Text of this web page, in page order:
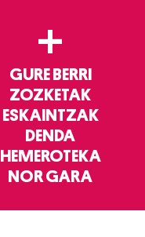
+
GURE BERRI
ZOZKETAK
ESKAINTZAK
DENDA
HEMEROTEKA
NOR GARA